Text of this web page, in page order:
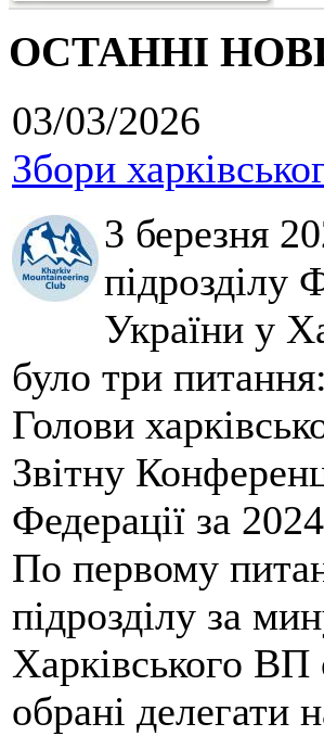
ОСТАННІ
03/03/2026
Збори
3 березня
підрозділу
України у
було три
Голови
Звітну
Федерації за
По первому
підрозділу за
Харківського
обрані